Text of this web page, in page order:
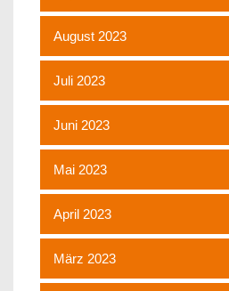
August 2023
Juli 2023
Juni 2023
Mai 2023
April 2023
März 2023